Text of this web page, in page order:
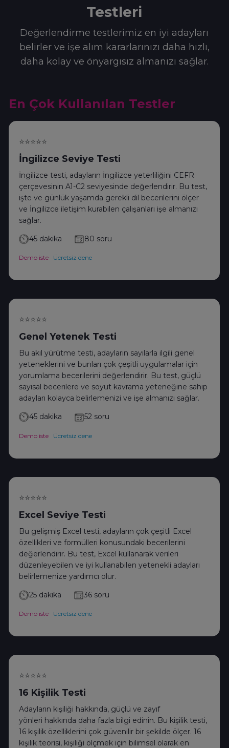
Testleri
Değerlendirme testlerimiz en iyi adayları
belirler ve işe alım kararlarınızı daha hızlı,
daha kolay ve önyargısız almanızı sağlar.
En Çok Kullanılan Testler
⭐⭐⭐⭐⭐
İngilizce Seviye Testi
İngilizce testi, adayların İngilizce yeterliliğini CEFR
çerçevesinin A1-C2 seviyesinde değerlendirir. Bu test,
işte ve günlük yaşamda gerekli dil becerilerini ölçer
ve İngilizce iletişim kurabilen çalışanları işe almanızı
sağlar.
45 dakika
80 soru
Demo iste Ücretsiz dene
⭐⭐⭐⭐⭐
Genel Yetenek Testi
Bu akıl yürütme testi, adayların sayılarla ilgili genel
yeteneklerini ve bunları çok çeşitli uygulamalar için
yorumlama becerilerini değerlendirir. Bu test, güçlü
sayısal becerilere ve soyut kavrama yeteneğine sahip
adayları kolayca belirlemenizi ve işe almanızı sağlar.
45 dakika
52 soru
Demo iste Ücretsiz dene
⭐⭐⭐⭐⭐
Excel Seviye Testi
Bu gelişmiş Excel testi, adayların çok çeşitli Excel
özellikleri ve formülleri konusundaki becerilerini
değerlendirir. Bu test, Excel kullanarak verileri
düzenleyebilen ve iyi kullanabilen yetenekli adayları
belirlemenize yardımcı olur.
25 dakika
36 soru
Demo iste Ücretsiz dene
⭐⭐⭐⭐⭐
16 Kişilik Testi
Adayların kişiliği hakkında, güçlü ve zayıf
yönleri hakkında daha fazla bilgi edinin. Bu kişilik testi,
16 kişilik özelliklerini çok güvenilir bir şekilde ölçer. 16
kişilik teorisi, kişiliği ölçmek için bilimsel olarak en